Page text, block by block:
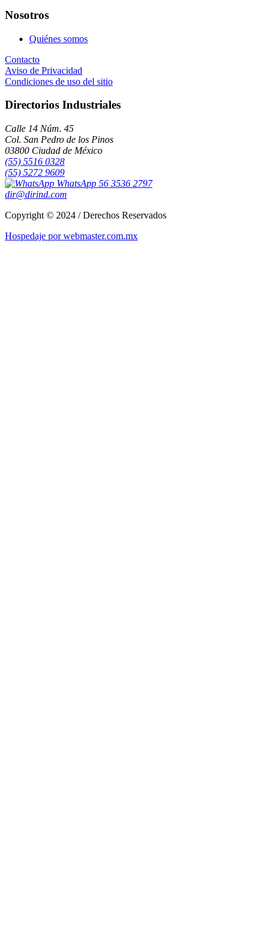
Nosotros
Quiénes somos
Contacto
Aviso de Privacidad
Condiciones de uso del sitio
Directorios Industriales
Calle 14 Núm. 45
Col. San Pedro de los Pinos
03800 Ciudad de México
(55) 5516 0328
(55) 5272 9609
WhatsApp 56 3536 2797
dir@dirind.com
Copyright © 2024 / Derechos Reservados
Hospedaje por webmaster.com.mx